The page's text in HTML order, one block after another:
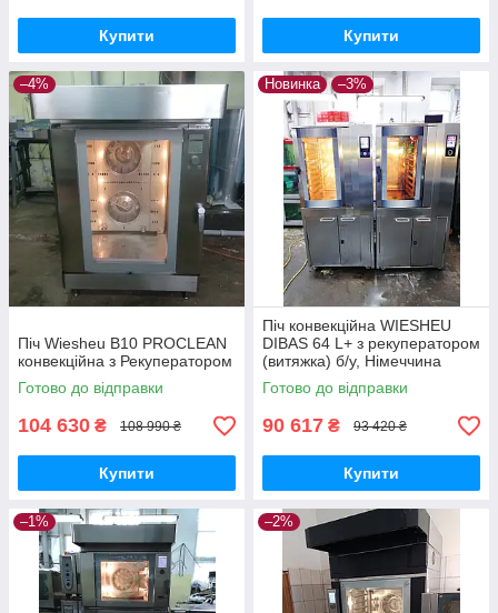
Купити Купити
–4%
Піч Wiesheu B10 PROCLEAN
конвекційна з Рекуператором
Готово до відправки
104 630 ₴ 108 990 ₴
Купити
Новинка –3%
Піч конвекційна WIESHEU
DIBAS 64 L+ з рекуператором
(витяжка) б/у, Німеччина
Готово до відправки
90 617 ₴ 93 420 ₴
Купити
–1% –2%